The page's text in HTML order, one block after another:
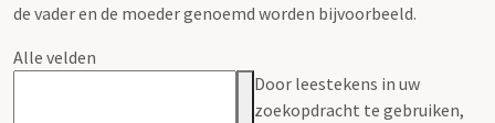
de vader en de moeder genoemd worden bijvoorbeeld.
Alle velden
Door leestekens in uw
zoekopdracht te gebruiken,